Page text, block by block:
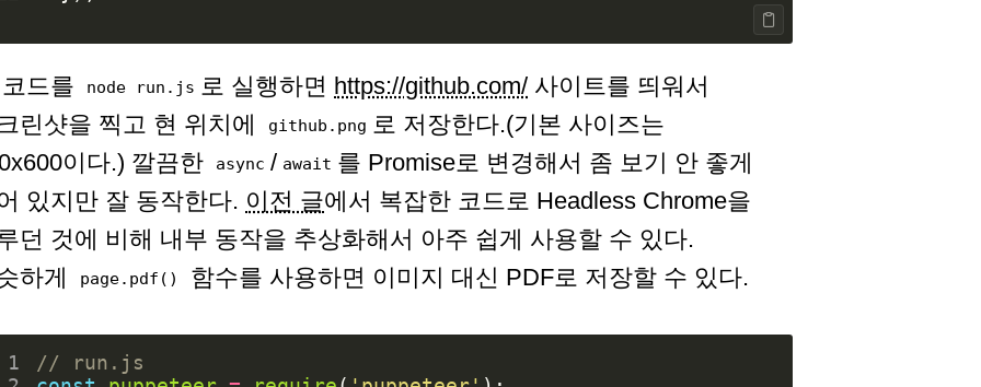
드를 node run.js 로 실행하면 https://github.com/ 사이트를 띄워서
린샷을 찍고 현 위치에
github.png 로 저장한다.(기본 사이즈는
이다.) 깔끔한
async / await 를 Promise로 변경해서 좀 보기 안 좋게
있지만 잘 동작한다. 이전 글에서 복잡한 코드로 Headless Chrome을
던 것에 비해 내부 동작을 추상화해서 아주 쉽게 사용할 수 있다.
하게
page.pdf() 함수를 사용하면 이미지 대신 PDF로 저장할 수 있다.
1